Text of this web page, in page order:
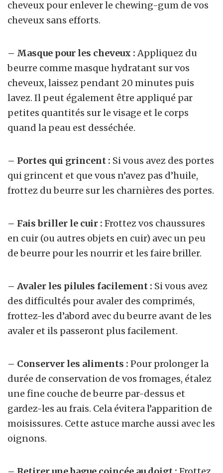
cheveux pour enlever le chewing-gum de vos
cheveux sans efforts.
– Masque pour les cheveux : Appliquez du
beurre comme masque hydratant sur vos
cheveux, laissez pendant 20 minutes puis
lavez. Il peut également être appliqué par
petites quantités sur le visage et le corps
quand la peau est desséchée.
– Portes qui grincent : Si vous avez des portes
qui grincent et que vous n’avez pas d’huile,
frottez du beurre sur les charnières des portes.
– Fais briller le cuir : Frottez vos chaussures
en cuir (ou autres objets en cuir) avec un peu
de beurre pour les nourrir et les faire briller.
– Avaler les pilules facilement : Si vous avez
des difficultés pour avaler des comprimés,
frottez-les d’abord avec du beurre avant de les
avaler et ils passeront plus facilement.
– Conserver les aliments : Pour prolonger la
durée de conservation de vos fromages, étalez
une fine couche de beurre par-dessus et
gardez-les au frais. Cela évitera l’apparition de
moisissures. Cette astuce marche aussi avec les
oignons.